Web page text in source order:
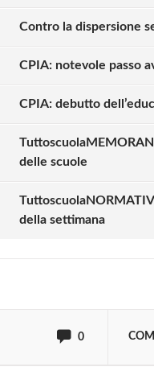
Contro la dispersione
CPIA: notevole passo
CPIA: debutto
delle scuole
della settimana
0
Solo gli utenti
Effettua il